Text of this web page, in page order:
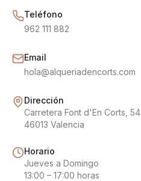
Teléfono
962 111 882
Email
hola@alqueriadencorts.com
Dirección
Carretera Font d'En Corts, 54
46013 Valencia
Horario
Jueves a Domingo
13:00 – 17:00 horas